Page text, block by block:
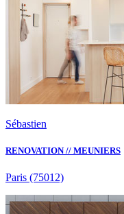
Sébastien
RENOVATION // MEUNIERS
Paris (75012)